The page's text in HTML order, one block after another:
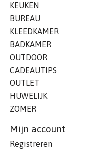
KEUKEN
BUREAU
KLEEDKAMER
BADKAMER
OUTDOOR
CADEAUTIPS
OUTLET
HUWELIJK
ZOMER
Mijn account
Registreren